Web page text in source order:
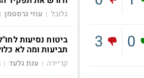
0
3
גלובל | עוזי גרסטמן |
תביעות ומה לא
קריירה | ענת גלעד |